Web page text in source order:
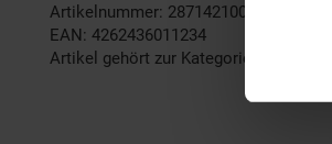
Artikelnummer: 2871421000
EAN: 4262436011234
Artikel gehört zur Kategorie: